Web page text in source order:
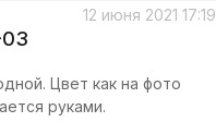
12 июня 2021 17:19
03
Цвет как на фото
руками.